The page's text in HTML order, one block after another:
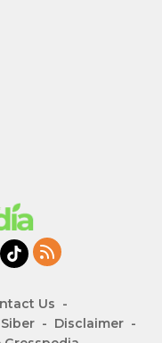
Us
Disclaimer